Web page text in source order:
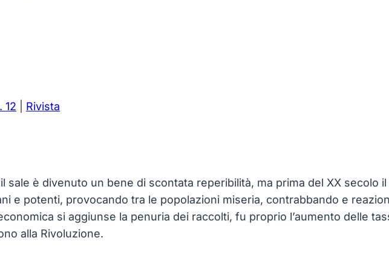
12 Rivista
sale è divenuto un bene di scontata reperibilità, ma prima del XX secolo
e potenti, provocando tra le popolazioni miseria, contrabbando e
si aggiunse la penuria dei raccolti, fu proprio l’aumento delle
alla Rivoluzione.